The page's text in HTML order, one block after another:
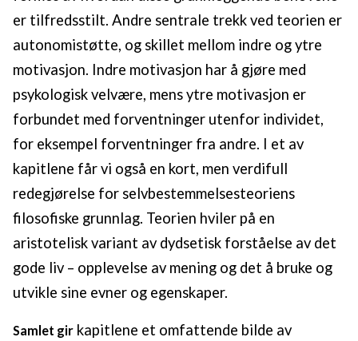
er tilfredsstilt. Andre sentrale trekk ved teorien er
autonomistøtte, og skillet mellom indre og ytre
motivasjon. Indre motivasjon har å gjøre med
psykologisk velvære, mens ytre motivasjon er
forbundet med forventninger utenfor individet,
for eksempel forventninger fra andre. I et av
kapitlene får vi også en kort, men verdifull
redegjørelse for selvbestemmelsesteoriens
filosofiske grunnlag. Teorien hviler på en
aristotelisk variant av dydsetisk forståelse av det
gode liv – opplevelse av mening og det å bruke og
utvikle sine evner og egenskaper.
Samlet gir kapitlene et omfattende bilde av